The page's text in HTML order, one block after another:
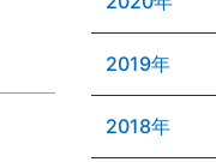
2019年
2018年